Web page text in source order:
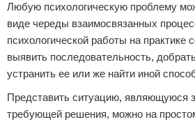
Любую психологическую проблему
виде череды взаимосвязанных
психологической работы на практике
выявить последовательность,
устранить ее или же найти иной
Представить ситуацию, являющуюся
требующей решения, можно на